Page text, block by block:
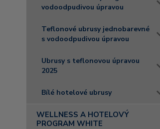
vodoodpudivou úpravou
Teflonové ubrusy jednobarevné
s vodoodpudivou úpravou
Ubrusy s teflonovou úpravou
2025
Bílé hotelové ubrusy
WELLNESS A HOTELOVÝ
PROGRAM WHITE